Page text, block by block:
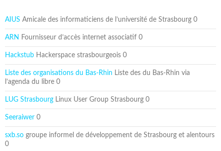
AIUS Amicale des informaticiens de l’université de Strasbourg 0
ARN Fournisseur d’accès internet associatif 0
Hackstub Hackerspace strasbourgeois 0
Liste des organisations du Bas-Rhin Liste des du Bas-Rhin via
l’agenda du libre 0
LUG Strasbourg Linux User Group Strasbourg 0
Seeraiwer 0
sxb.so groupe informel de développement de Strasbourg et alentours
0